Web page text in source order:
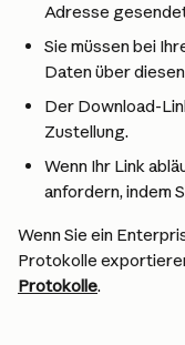
Adresse
Sie müssen bei
Daten über
Der Download-
Zustellung.
Wenn Ihr Link
anfordern, indem
Wenn Sie ein
Protokolle
Protokolle.